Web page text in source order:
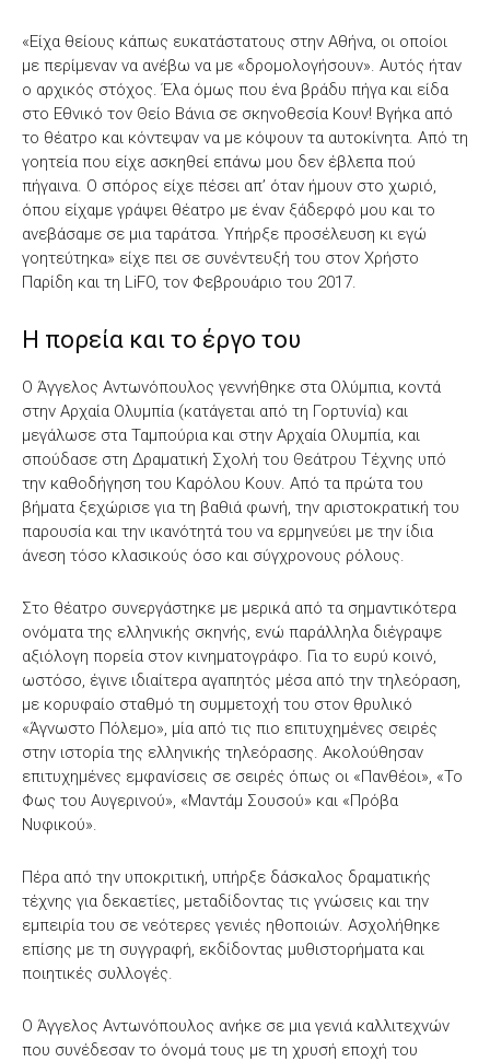
«Είχα θείους κάπως ευκατάστατους στην Αθήνα, οι οποίοι
με περίμεναν να ανέβω να με «δρομολογήσουν». Αυτός ήταν
ο αρχικός στόχος. Έλα όμως που ένα βράδυ πήγα και είδα
στο Εθνικό τον Θείο Βάνια σε σκηνοθεσία Κουν! Βγήκα από
το θέατρο και κόντεψαν να με κόψουν τα αυτοκίνητα. Από τη
γοητεία που είχε ασκηθεί επάνω μου δεν έβλεπα πού
πήγαινα. Ο σπόρος είχε πέσει απ’ όταν ήμουν στο χωριό,
όπου είχαμε γράψει θέατρο με έναν ξάδερφό μου και το
ανεβάσαμε σε μια ταράτσα. Υπήρξε προσέλευση κι εγώ
γοητεύτηκα» είχε πει σε συνέντευξή του στον Χρήστο
Παρίδη και τη LiFO, τον Φεβρουάριο του 2017.
Η πορεία και το έργο του
Ο Άγγελος Αντωνόπουλος γεννήθηκε στα Ολύμπια, κοντά
στην Αρχαία Ολυμπία (κατάγεται από τη Γορτυνία) και
μεγάλωσε στα Ταμπούρια και στην Αρχαία Ολυμπία, και
σπούδασε στη Δραματική Σχολή του Θεάτρου Τέχνης υπό
την καθοδήγηση του Καρόλου Κουν. Από τα πρώτα του
βήματα ξεχώρισε για τη βαθιά φωνή, την αριστοκρατική του
παρουσία και την ικανότητά του να ερμηνεύει με την ίδια
άνεση τόσο κλασικούς όσο και σύγχρονους ρόλους.
Στο θέατρο συνεργάστηκε με μερικά από τα σημαντικότερα
ονόματα της ελληνικής σκηνής, ενώ παράλληλα διέγραψε
αξιόλογη πορεία στον κινηματογράφο. Για το ευρύ κοινό,
ωστόσο, έγινε ιδιαίτερα αγαπητός μέσα από την τηλεόραση,
με κορυφαίο σταθμό τη συμμετοχή του στον θρυλικό
«Άγνωστο Πόλεμο», μία από τις πιο επιτυχημένες σειρές
στην ιστορία της ελληνικής τηλεόρασης. Ακολούθησαν
επιτυχημένες εμφανίσεις σε σειρές όπως οι «Πανθέοι», «Το
Φως του Αυγερινού», «Μαντάμ Σουσού» και «Πρόβα
Νυφικού».
Πέρα από την υποκριτική, υπήρξε δάσκαλος δραματικής
τέχνης για δεκαετίες, μεταδίδοντας τις γνώσεις και την
εμπειρία του σε νεότερες γενιές ηθοποιών. Ασχολήθηκε
επίσης με τη συγγραφή, εκδίδοντας μυθιστορήματα και
ποιητικές συλλογές.
Ο Άγγελος Αντωνόπουλος ανήκε σε μια γενιά καλλιτεχνών
που συνέδεσαν το όνομά τους με τη χρυσή εποχή του